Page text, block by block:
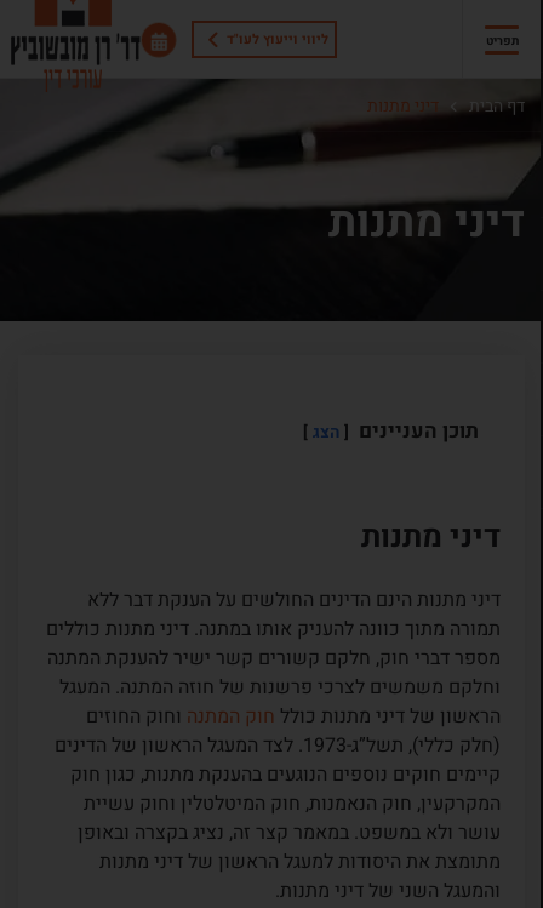
ליווי וייעוץ לעו"ד תפריט
דף הבית דיני מתנות
דיני מתנות
תוכן העניינים הצג
דיני מתנות
דיני מתנות הינם הדינים החולשים על הענקת דבר ללא
תמורה מתוך כוונה להעניק אותו במתנה. דיני מתנות כוללים
מספר דברי חוק, חלקם קשורים קשר ישיר להענקת המתנה
וחלקם משמשים לצרכי פרשנות של חוזה המתנה. המעגל
הראשון של דיני מתנות כולל חוק המתנהוחוק החוזים
(חלק כללי), תשל”ג-1973. לצד המעגל הראשון של הדינים
קיימים חוקים נוספים הנוגעים בהענקת מתנות, כגון חוק
המקרקעין, חוק הנאמנות, חוק המיטלטלין וחוק עשיית
עושר ולא במשפט. במאמר קצר זה, נציג בקצרה ובאופן
מתומצת את היסודות למעגל הראשון של דיני מתנות
והמעגל השני של דיני מתנות.